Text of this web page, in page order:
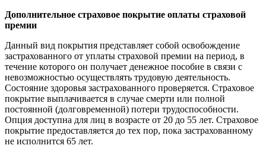
Дополнительное страховое покрытие оплаты страховой
премии
Данный вид покрытия представляет собой освобождение
застрахованного от уплаты страховой премии на период, в
течение которого он получает денежное пособие в связи с
невозможностью осуществлять трудовую деятельность.
Состояние здоровья застрахованного проверяется. Страховое
покрытие выплачивается в случае смерти или полной
постоянной (долговременной) потери трудоспособности.
Опция доступна для лиц в возрасте от 20 до 55 лет. Страховое
покрытие предоставляется до тех пор, пока застрахованному
не исполнится 65 лет.